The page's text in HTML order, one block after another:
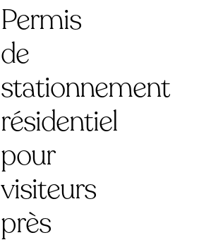
Permis
de
stationnement
résidentiel
pour
visiteurs
près